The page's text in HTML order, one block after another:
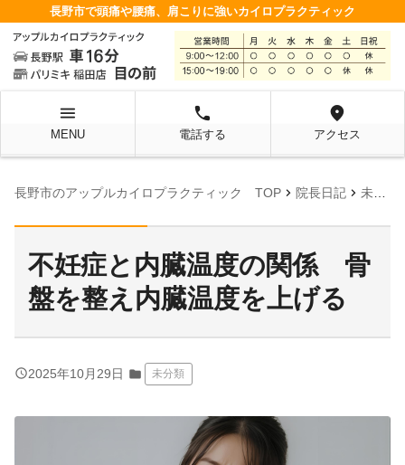
長野市で頭痛や腰痛、肩こりに強いカイロプラクティック
menu
MENU
local_phone
電話する
location_on
アクセス
長野市のアップルカイロプラクティック TOP chevron_right 院長日記 chevron_right 未分類
不妊症と内臓温度の関係 骨
盤を整え内臓温度を上げる
query_builder2025年10月29日 folder 未分類